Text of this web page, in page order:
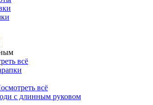
всё
всё
с длинным руковом